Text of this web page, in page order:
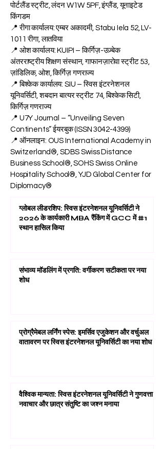
पोर्टलैंड स्ट्रीट, लंदन W1W 5PF, इंग्लैंड, यूनाइटेड
किंगडम
📍 रीगा कार्यालय: एम्बर अकादमी, Stabu Iela 52, LV-
1011 रीगा, लातविया
📍 ओश कार्यालय: KUIPI – किर्गिज़-उज़्बेक
अंतरराष्ट्रीय शिक्षण संस्थान, गाफानज़ारोवा स्ट्रीट 53,
ज़ांडिलिक, ओश, किर्गिज़ गणराज्य
📍 बिश्केक कार्यालय: SIU – स्विस इंटरनेशनल
यूनिवर्सिटी, शबदान बात्यर स्ट्रीट 74, बिश्केक सिटी,
किर्गिज़ गणराज्य
📍 U7Y Journal – “Unveiling Seven
Continents” ईयरबुक (ISSN3042-4399)
📍 ऑनलाइन: OUS International Academy in
Switzerland®, SDBS Swiss Distance
Business School®, SOHS Swiss Online
Hospitality School®, YJD Global Center for
Diplomacy®
ग्लोबल लीडरशिप: स्विस इंटरनेशनल यूनिवर्सिटी ने
2026 के कार्यकारी MBA रैंकिंग में GCC में #1
स्थान हासिल किया
संभाव्य मॉडलिंग में प्रगति: वर्गीकरण सटीकता पर नया
शोध
प्रोग्रैमेबल लर्निंग स्पेस: इमर्सिव एजुकेशन और वर्चुअल
वातावरण पर स्विस इंटरनेशनल यूनिवर्सिटी का नया शोध
वैश्विक मान्यता: स्विस इंटरनेशनल यूनिवर्सिटी ने गुणवत्ता,
नवाचार और छात्र संतुष्टि का जश्न मनाया